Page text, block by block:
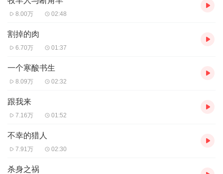
8.00万 02:48
割掉的肉
6.70万 01:37
一个寒酸书生
8.09万 02:32
跟我来
7.16万 01:52
不幸的猎人
7.91万 02:30
杀身之祸